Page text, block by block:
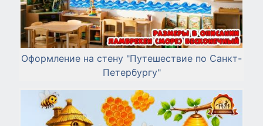
Оформление на стену "Путешествие по Санкт-
Петербургу"